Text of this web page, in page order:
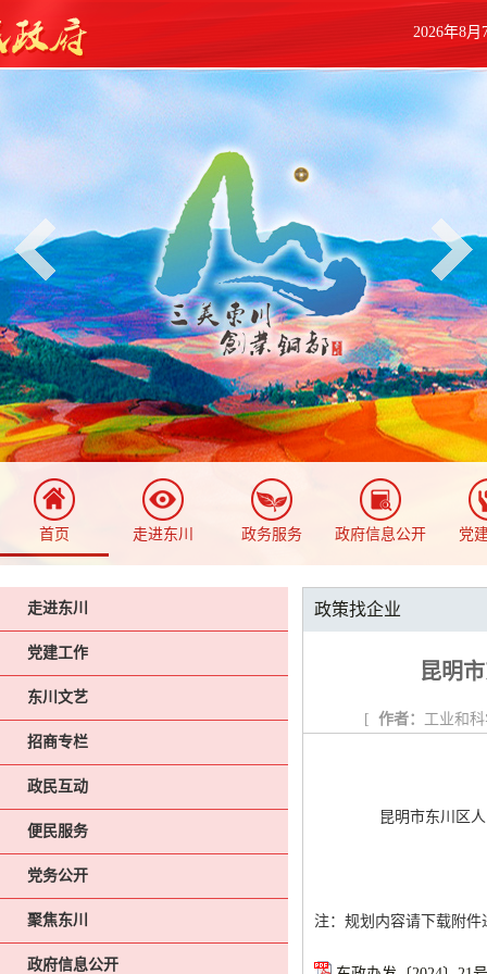
2026年8
首页 走进东川 政务服务 政府信息公开 党
走进东川
党建工作
东川文艺
招商专栏
政民互动
便民服务
党务公开
聚焦东川
政府信息公开
政策找企业
昆明
[ 作者： 工业和
昆明市东川区
注：规划内容请下载附件